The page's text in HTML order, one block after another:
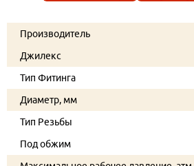
Производитель
Джилекс
Тип Фитинга
Диаметр, мм
Тип Резьбы
Под обжим